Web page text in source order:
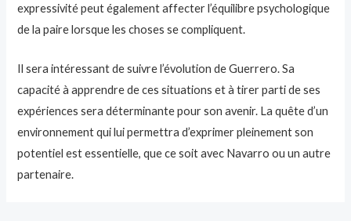
expressivité peut également affecter l’équilibre psychologique
de la paire lorsque les choses se compliquent.
Il sera intéressant de suivre l’évolution de Guerrero. Sa
capacité à apprendre de ces situations et à tirer parti de ses
expériences sera déterminante pour son avenir. La quête d’un
environnement qui lui permettra d’exprimer pleinement son
potentiel est essentielle, que ce soit avec Navarro ou un autre
partenaire.